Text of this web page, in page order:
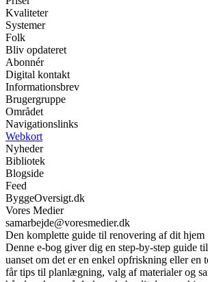
Kvaliteter
Systemer
Folk
Bliv opdateret
Abonnér
Digital kontakt
Informationsbrev
Brugergruppe
Området
Navigationslinks
Webkort
Nyheder
Bibliotek
Blogside
Feed
ByggeOversigt.dk
Vores Medier
samarbejde@voresmedier.dk
Den komplette guide til renovering af dit hjem
Denne e-bog giver dig en step-by-step guide
uanset om det er en enkel opfriskning eller en
får tips til planlægning, valg af materialer og